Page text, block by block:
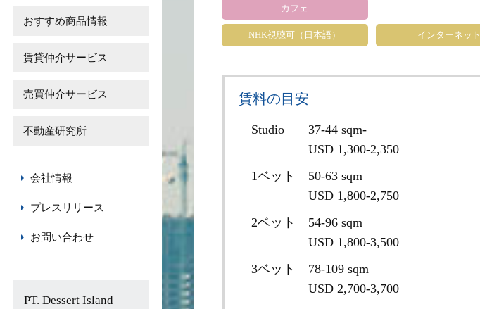
おすすめ商品情報
賃貸仲介サービス
売買仲介サービス
不動産研究所
会社情報
プレスリリース
お問い合わせ
PT. Dessert Island
カフェ
NHK視聴可（日本語） インターネット
賃料の目安
Studio
37-44 sqm-
USD 1,300-2,350
1ベット
50-63 sqm
USD 1,800-2,750
2ベット
54-96 sqm
USD 1,800-3,500
3ベット
78-109 sqm
USD 2,700-3,700